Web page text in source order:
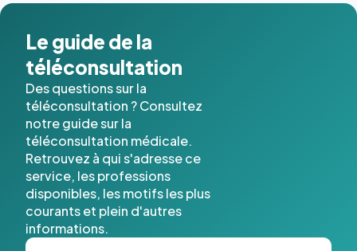
Le guide de la
téléconsultation
Des questions sur la
téléconsultation ? Consultez
notre guide sur la
téléconsultation médicale.
Retrouvez à qui s'adresse ce
service, les professions
disponibles, les motifs les plus
courants et plein d'autres
informations.